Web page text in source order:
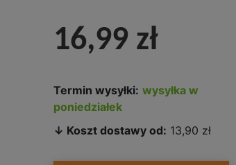
16,99 zł
Termin wysyłki: wysyłka w
poniedziałek
↓ Koszt dostawy od: 13,90 zł